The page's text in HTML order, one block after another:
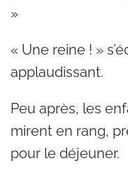
»
« Une reine ! »
applaudissant.
Peu après, les
mirent en rang,
pour le déjeuner.